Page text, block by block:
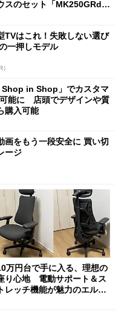
スのセット「MK250GRd」
TVはこれ！失敗しない選び
一押しモデル
Shop in Shop」でカスタマ
能に 店頭でデザインや質
購入可能
画をもう一段安全に 買い切
ージ
万円台で手に入る、理想の
り心地 電動サポート＆ス
トレッチ機能が魅力のエルゴ